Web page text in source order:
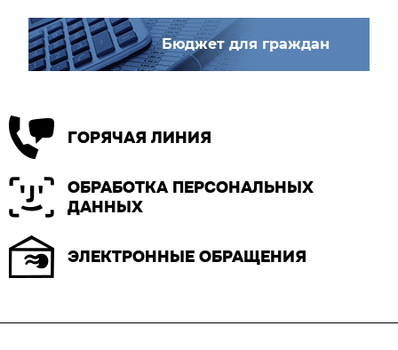
Бюджет для граждан
ГОРЯЧАЯ ЛИНИЯ
ОБРАБОТКА ПЕРСОНАЛЬНЫХ
ДАННЫХ
ЭЛЕКТРОННЫЕ ОБРАЩЕНИЯ